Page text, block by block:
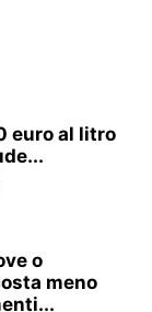
euro al litro
o
meno